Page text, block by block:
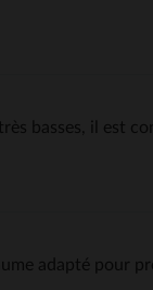
basses, il est
adapté pour